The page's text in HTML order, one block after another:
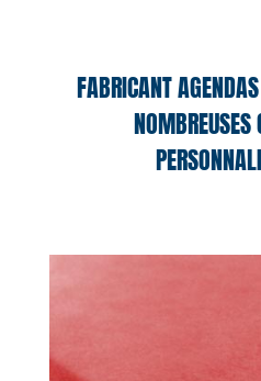
FABRICANT
NOMBREUSES